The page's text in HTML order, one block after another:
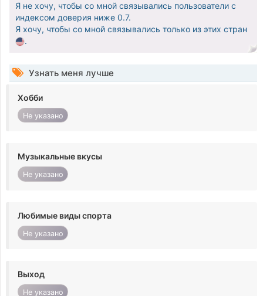
Я не хочу, чтобы со мной связывались пользователи с
индексом доверия ниже 0.7.
Я хочу, чтобы со мной связывались только из этих стран
.
Узнать меня лучше
Хобби
Не указано
Музыкальные вкусы
Не указано
Любимые виды спорта
Не указано
Выход
Не указано